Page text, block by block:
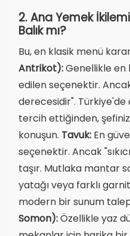
2. Ana Yemek
Balık mı?
Bu, en klasik menü
Antrikot):Genellikle en
edilen seçenektir.
derecesidir". Türkiye'de
tercih ettiğinden,
konuşun. Tavuk: En
seçenektir. Ancak
taşır. Mutlaka mantar
yatağı veya farklı
modern bir sunum
Somon):Özellikle yaz